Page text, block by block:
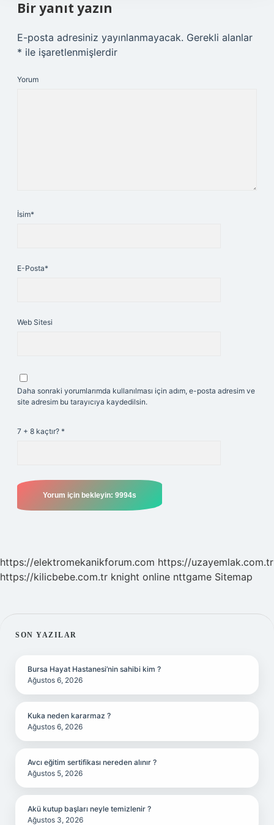
Bir yanıt yazın
E-posta adresiniz yayınlanmayacak. Gerekli alanlar
* ile işaretlenmişlerdir
Yorum
İsim*
E-Posta*
Web Sitesi
Daha sonraki yorumlarımda kullanılması için adım, e-posta adresim ve
site adresim bu tarayıcıya kaydedilsin.
7 + 8 kaçtır? *
https://elektromekanikforum.com https://uzayemlak.com.tr
https://kilicbebe.com.tr knight online nttgame Sitemap
SIDEBAR
SON YAZILAR
Bursa Hayat Hastanesi’nin sahibi kim ?
Ağustos 6, 2026
Kuka neden kararmaz ?
Ağustos 6, 2026
Avcı eğitim sertifikası nereden alınır ?
Ağustos 5, 2026
Akü kutup başları neyle temizlenir ?
Ağustos 3, 2026